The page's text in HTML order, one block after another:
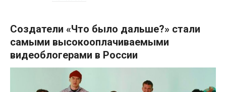
Создатели «Что было дальше?» стали
самыми высокооплачиваемыми
видеоблогерами в России